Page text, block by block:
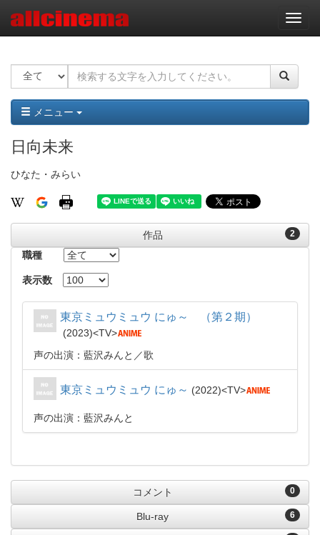
ナ
ビ
ー
ョ
ン
メニュー
日向未来
ひなた・みらい
2
作品
職種
表示数
東京ミュウミュウ にゅ～ （第２期）
2023
TV
声の出演：藍沢みんと
歌
東京ミュウミュウ にゅ～ 2022 TV
声の出演：藍沢みんと
0
コメント
6
Blu-ray